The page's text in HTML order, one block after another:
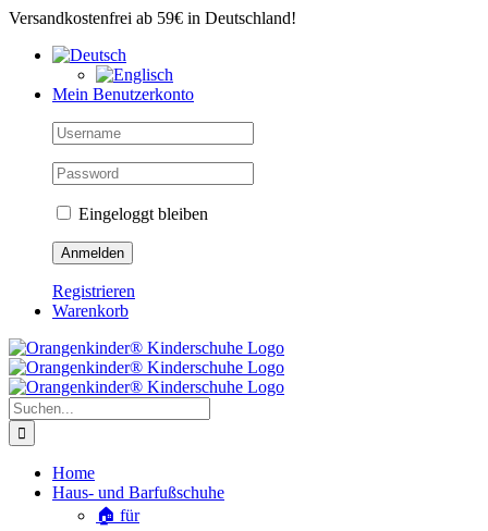
Zum
springen
Versandkostenfrei ab 59€ in Deutschland!
Mein Benutzerkonto
Eingeloggt bleiben
Registrieren
Warenkorb
Suche
nach:
Home
Haus- und Barfußschuhe
🏠 für